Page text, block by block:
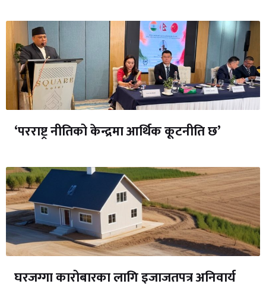
‘परराष्ट्र नीतिको केन्द्रमा आर्थिक कूटनीति छ’
घरजग्गा कारोबारका लागि इजाजतपत्र अनिवार्य